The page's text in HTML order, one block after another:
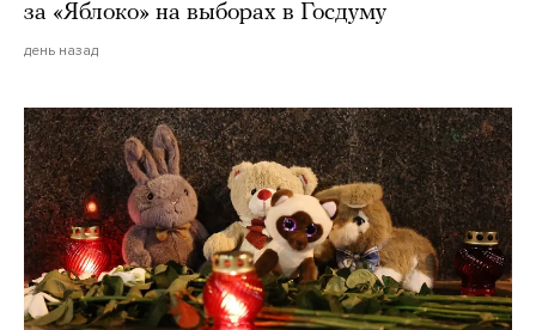
за «Яблоко» на выборах в Госдуму
день назад